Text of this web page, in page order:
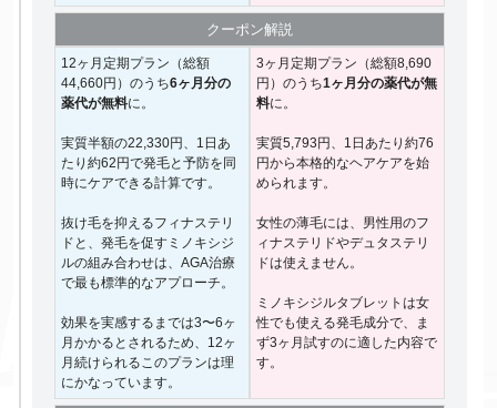
クーポン解説
12ヶ月定期プラン（総額
44,660円）のうち6ヶ月分の
薬代が無料に。
実質半額の22,330円、1日あ
たり約62円で発毛と予防を同
時にケアできる計算です。
抜け毛を抑えるフィナステリ
ドと、発毛を促すミノキシジ
ルの組み合わせは、AGA治療
で最も標準的なアプローチ。
効果を実感するまでは3〜6ヶ
月かかるとされるため、12ヶ
月続けられるこのプランは理
にかなっています。
3ヶ月定期プラン（総額8,690
円）のうち1ヶ月分の薬代が無
料に。
実質5,793円、1日あたり約76
円から本格的なヘアケアを始
められます。
女性の薄毛には、男性用のフ
ィナステリドやデュタステリ
ドは使えません。
ミノキシジルタブレットは女
性でも使える発毛成分で、ま
ず3ヶ月試すのに適した内容で
す。